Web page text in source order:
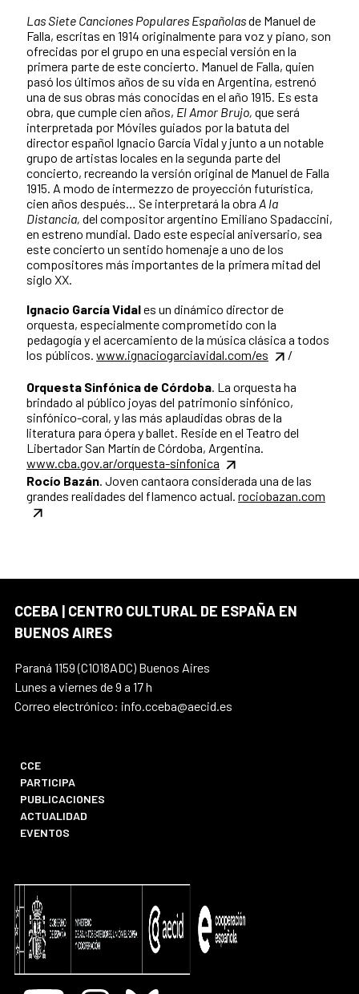
Las Siete Canciones Populares Españolasde Manuel de
Falla, escritas en 1914 originalmente para voz y piano, son
ofrecidas por el grupo en una especial versión en la
primera parte de este concierto. Manuel de Falla, quien
pasó los últimos años de su vida en Argentina, estrenó
una de sus obras más conocidas en el año 1915. Es esta
obra, que cumple cien años, El Amor Brujo, que será
interpretada por Móviles guiados por la batuta del
director español Ignacio García Vidal y junto a un notable
grupo de artistas locales en la segunda parte del
concierto, recreando la versión original de Manuel de Falla
1915. A modo de intermezzo de proyección futurística,
cien años después… Se interpretará la obra A la
Distancia, del compositor argentino Emiliano Spadaccini,
en estreno mundial. Dado este especial aniversario, sea
este concierto un sentido homenaje a uno de los
compositores más importantes de la primera mitad del
siglo XX.
Ignacio García Vidales un dinámico director de
orquesta, especialmente comprometido con la
pedagogía y el acercamiento de la música clásica a todos
los públicos. www.ignaciogarciavidal.com/es /
Orquesta Sinfónica de Córdoba. La orquesta ha
brindado al público joyas del patrimonio sinfónico,
sinfónico-coral, y las más aplaudidas obras de la
literatura para ópera y ballet. Reside en el Teatro del
Libertador San Martín de Córdoba, Argentina.
www.cba.gov.ar/orquesta-sinfonica
Rocío Bazán. Joven cantaora considerada una de las
grandes realidades del flamenco actual. rociobazan.com
CCEBA | CENTRO CULTURAL DE ESPAÑA EN
BUENOS AIRES
Paraná 1159 (C1018ADC) Buenos Aires
Lunes a viernes de 9 a 17 h
Correo electrónico: info.cceba@aecid.es
CCE
PARTICIPA
PUBLICACIONES
ACTUALIDAD
EVENTOS